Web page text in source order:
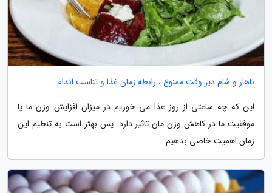
ناهار و شام دیر وقت ممنوع ، رابطه زمان غذا و تناسب اندام
این که چه ساعتی از روز غذا می خوریم در میزان افزایش وزن ما یا
موفقیت ما در کاهش وزن مان تاثیر دارد. پس بهتر است به تنظیم این
زمان اهمیت خاصی بدهیم.